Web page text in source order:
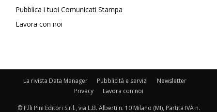
Pubblica i tuoi Comunicati Stampa
Lavora con noi
La rivista Data Manager Pubblicità e servizi
Newsletter
Privacy
Lavora con noi
© F.lli Pini Editori S.r.l., via L.B. Alberti n. 10 Milano (MI), Partita IVA n.